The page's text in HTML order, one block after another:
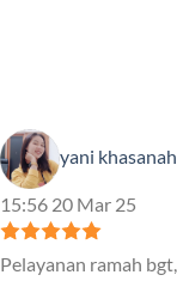
yani khasanah
15:56 20 Mar 25
Pelayanan ramah